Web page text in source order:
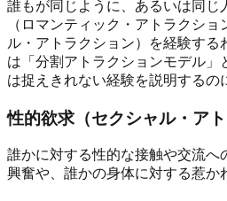
誰もが同じように、あるいは同じ
（ロマンティック・アトラクシ
ル・アトラクション）を経験す
は「分割アトラクションモデル」
は捉えきれない経験を説明するの
性的欲求（セクシャル・アト
誰かに対する性的な接触や交流へ
興奮や、誰かの身体に対する惹か